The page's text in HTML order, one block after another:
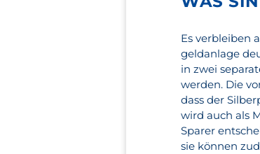
Es verbleiben
geldanlage
in zwei
werden. Die
dass der
wird auch als
Sparer
sie können